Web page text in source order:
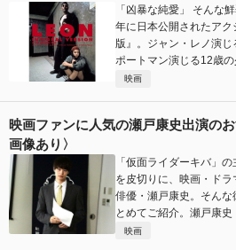
「凶暴な純愛」 そんな
年に日本公開されたア
版』。ジャン・レノ演じ
ポートマン演じる12歳
映画
映画ファンに人気の瀬戸康史出演の
画像あり〉
「仮面ライダーキバ」
を皮切りに、映画・ド
俳優・瀬戸康史。そんな
とめてご紹介。瀬戸康
映画